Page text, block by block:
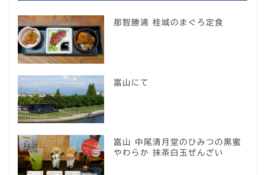
那智勝浦 桂城のまぐろ定食
富山にて
富山 中尾清月堂のひみつの黒蜜
やわらか 抹茶白玉ぜんざい